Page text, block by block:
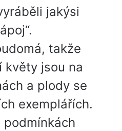
jakýsi
takže
květy jsou na
a plody se
exemplářích.